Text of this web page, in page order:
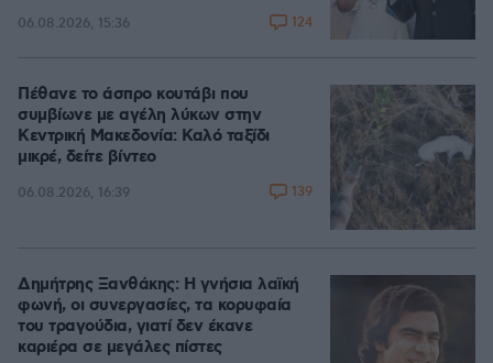
06.08.2026, 15:36 124
Πέθανε το άσπρο κουτάβι που
συμβίωνε με αγέλη λύκων στην
Κεντρική Μακεδονία: Καλό ταξίδι
μικρέ, δείτε βίντεο
06.08.2026, 16:39 139
Δημήτρης Ξανθάκης: Η γνήσια λαϊκή
φωνή, οι συνεργασίες, τα κορυφαία
του τραγούδια, γιατί δεν έκανε
καριέρα σε μεγάλες πίστες